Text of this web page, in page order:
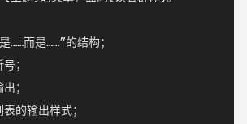
……而是……”的结构；
；
；
的输出样式；